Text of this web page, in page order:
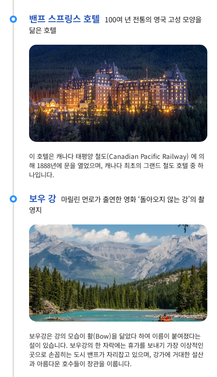
밴프 스프링스 호텔 100여 년 전통의 영국 고성 모양을
닮은 호텔
이 호텔은 캐나다 태평양 철도(Canadian Pacific Railway) 에 의
해 1888년에 문을 열었으며, 캐나다 최초의 그랜드 철도 호텔 중 하
나입니다.
보우 강 마릴린 먼로가 출연한 영화 ‘돌아오지 않는 강’의 촬
영지
보우강은 강의 모습이 활(Bow)을 닮았다 하여 이름이 붙여졌다는
설이 있습니다. 보우강의 한 자락에는 휴가를 보내기 가장 이상적인
곳으로 손꼽히는 도시 밴프가 자리잡고 있으며, 강가에 거대한 설산
과 아름다운 호수들이 장관을 이룹니다.